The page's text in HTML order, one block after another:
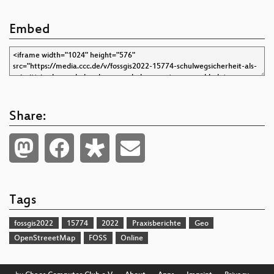
Embed
Share:
Tags
fossgis2022 15774 2022 Praxisberichte
Geo
OpenStreeetMap
FOSS Online